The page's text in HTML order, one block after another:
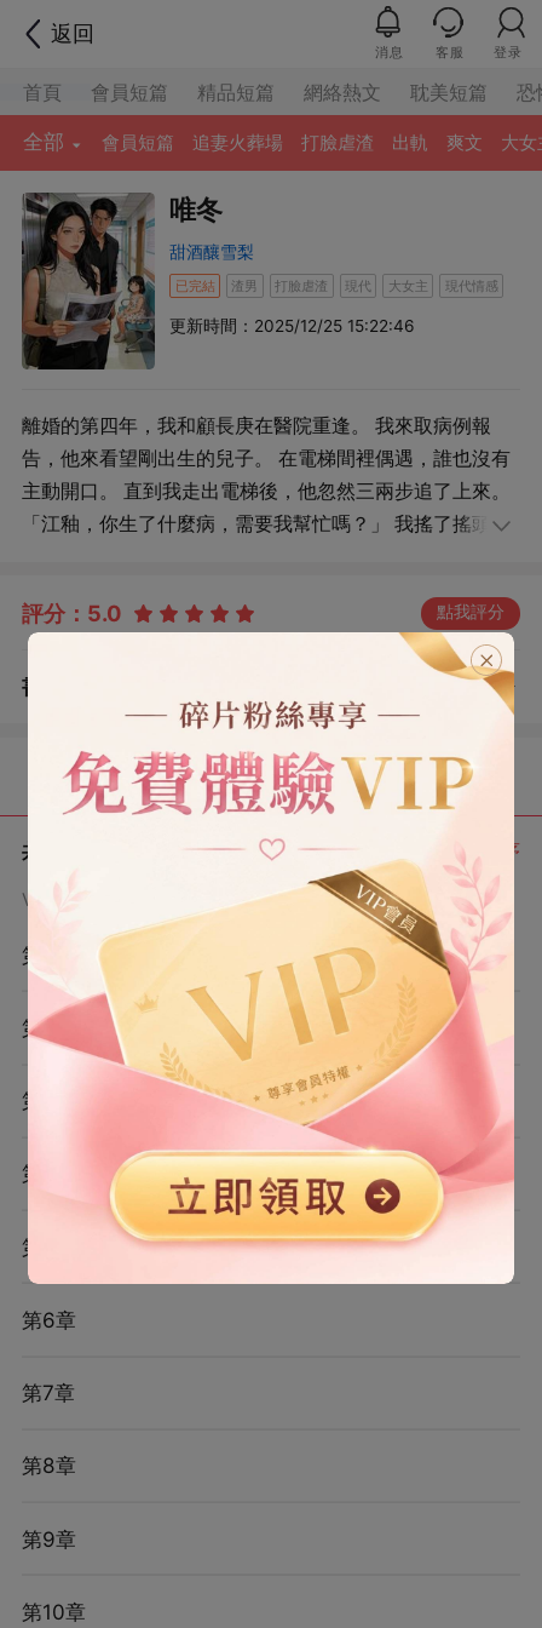
返回
消息 客服 登录
首頁 會員短篇 精品短篇 網絡熱文 耽美短篇 恐
全部 會員短篇 追妻火葬場 打臉虐渣 出軌 爽文 大女
唯冬
甜酒釀雪梨
已完結 渣男 打臉虐渣 現代 大女主 現代情感
更新時間：2025/12/25 15:22:46
離婚的第四年，我和顧長庚在醫院重逢。 我來取病例報
告，他來看望剛出生的兒子。 在電梯間裡偶遇，誰也沒有
主動開口。 直到我走出電梯後，他忽然三兩步追了上來。
「江釉，你生了什麼病，需要我幫忙嗎？」 我搖了搖頭：
臉正怯生生地望著他。 顧長庚瞳孔緊縮：「這是……我們
的孩子？」 時至今日，他終于發現，他還有一個女兒。
評分： 5.0 點我評分
書評 查看評論
目錄
共 10 章 正序
VIP章節可通過金幣購買提前點讀
第1章
第2章
第3章
第4章
第5章
第6章
第7章
第8章
第9章
第10章